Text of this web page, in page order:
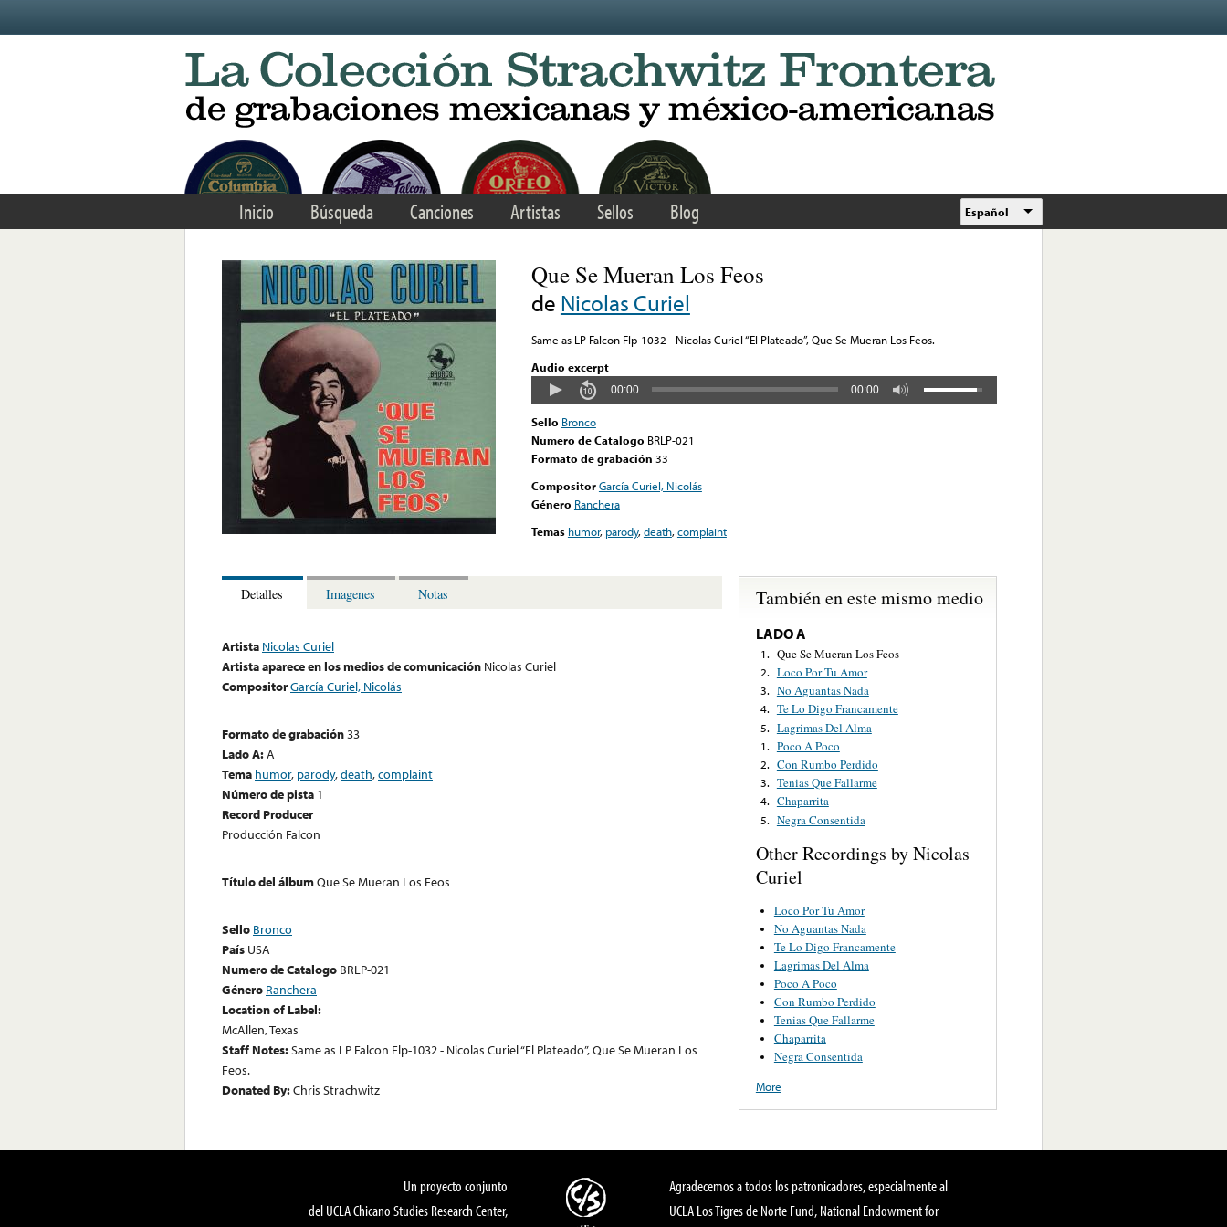
Inicio Búsqueda Canciones Artistas Sellos Blog Español
Que Se Mueran Los Feos
de Nicolas Curiel
Same as LP Falcon Flp-1032 - Nicolas Curiel “El Plateado”, Que Se Mueran Los Feos.
Audio excerpt
00:00 00:00
Sello Bronco
Numero de Catalogo BRLP-021
Formato de grabación 33
CompositorGarcía Curiel, Nicolás
Género Ranchera
Temas humor, parody,death,complaint
Detalles Imagenes Notas
Artista Nicolas Curiel
Artista aparece en los medios de comunicación Nicolas Curiel
CompositorGarcía Curiel, Nicolás
Formato de grabación33
Lado A:A
Tema humor, parody,death,complaint
Número de pista 1
Record Producer
Producción Falcon
Título del álbumQue Se Mueran Los Feos
Sello Bronco
País USA
Numero de Catalogo BRLP-021
Género Ranchera
Location of Label:
McAllen, Texas
Staff Notes:Same as LP Falcon Flp-1032 - Nicolas Curiel “El Plateado”, Que Se Mueran Los
Feos.
Donated By:Chris Strachwitz
También en este mismo medio
LADO A
1. Que Se Mueran Los Feos
2. Loco Por Tu Amor
3. No Aguantas Nada
4. Te Lo Digo Francamente
5. Lagrimas Del Alma
1. Poco A Poco
2. Con Rumbo Perdido
3. Tenias Que Fallarme
4. Chaparrita
5. Negra Consentida
Other Recordings by Nicolas
Curiel
Loco Por Tu Amor
No Aguantas Nada
Te Lo Digo Francamente
Lagrimas Del Alma
Poco A Poco
Con Rumbo Perdido
Tenias Que Fallarme
Chaparrita
Negra Consentida
More
Un proyecto conjunto
del UCLA Chicano Studies Research Center,
Agradecemos a todos los patronicadores, especialmente al
UCLA Los Tigres de Norte Fund, National Endowment for